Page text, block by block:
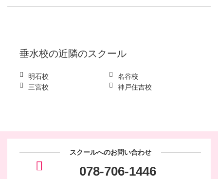
垂水校の近隣のスクール
明石校
名谷校
三宮校
神戸住吉校
スクールへのお問い合わせ
078-706-1446